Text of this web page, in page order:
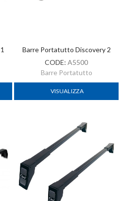
Barre Portatutto Discovery 2
CODE: A5500
Barre Portatutto
VISUALIZZA